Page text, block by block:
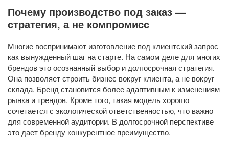
Почему производство под заказ —
стратегия, а не компромисс
Многие воспринимают изготовление под клиентский запрос
как вынужденный шаг на старте. На самом деле для многих
брендов это осознанный выбор и долгосрочная стратегия.
Она позволяет строить бизнес вокруг клиента, а не вокруг
склада. Бренд становится более адаптивным к изменениям
рынка и трендов. Кроме того, такая модель хорошо
сочетается с экологической ответственностью, что важно
для современной аудитории. В долгосрочной перспективе
это дает бренду конкурентное преимущество.